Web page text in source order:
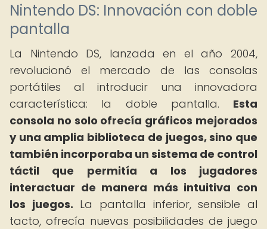
Nintendo DS: Innovación con doble
pantalla
La Nintendo DS, lanzada en el año 2004,
revolucionó el mercado de las consolas
portátiles al introducir una innovadora
característica: la doble pantalla. Esta
consola no solo ofrecía gráficos mejorados
y una amplia biblioteca de juegos, sino que
también incorporaba un sistema de control
táctil que permitía a los jugadores
interactuar de manera más intuitiva con
los juegos. La pantalla inferior, sensible al
tacto, ofrecía nuevas posibilidades de juego